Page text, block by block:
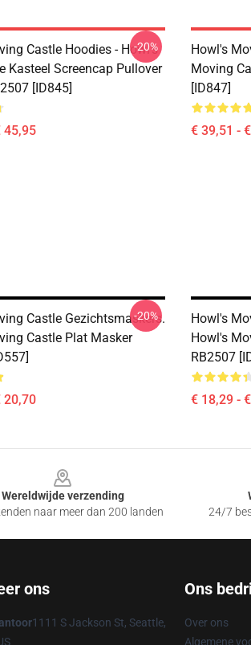
Castle Hoodies - Howl's
Kasteel Screencap Pullover
[ID845]
45,95
-20%
Howl's
Moving
[ID847]
€ 39,51 -
Castle Gezichtsmaskers.
Castle Plat Masker
20,70
-20%
Howl's
Howl's
RB2507
€ 18,29 -
Wereldwijde verzending
naar meer dan 200 landen
24/7
ons
1111 S Jackson St, Seattle,
Ons
Over ons
Algemene